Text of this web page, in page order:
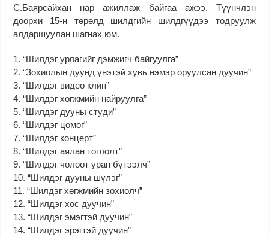
С.Баярсайхан нар ажиллаж байгаа ажээ. Түүнчлэн
доорхи 15-н төрөлд шилдгийн шилдгүүдээ тодруулж
алдаршуулан шагнах юм.
1. “Шилдэг урлагийг дэмжигч байгуулга”
2. “Зохиолын дуунд үнэтэй хувь нэмэр оруулсан дуучин”
3. “Шилдэг видео клип”
4. “Шилдэг хөгжмийн найруулга”
5. “Шилдэг дууны студи”
6. “Шилдэг цомог”
7. “Шилдэг концерт”
8. “Шилдэг аялан тоглолт”
9. “Шилдэг чөлөөт уран бүтээлч”
10. “Шилдэг дууны шүлэг”
11. “Шилдэг хөгжмийн зохиолч”
12. “Шилдэг хос дуучин”
13. “Шилдэг эмэгтэй дуучин”
14. “Шилдэг эрэгтэй дуучин”